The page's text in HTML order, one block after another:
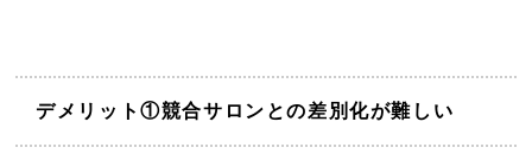
デメリット①競合サロンとの差別化が難しい